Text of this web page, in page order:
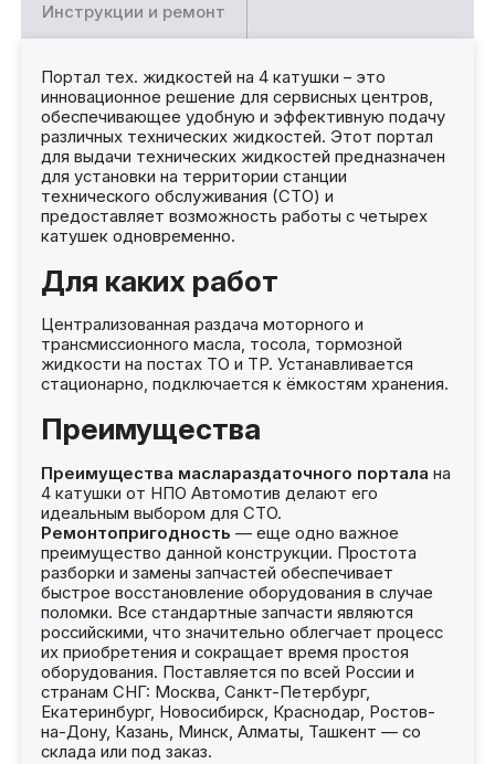
Инструкции и ремонт
Портал тех. жидкостей на 4 катушки – это
инновационное решение для сервисных центров,
обеспечивающее удобную и эффективную подачу
различных технических жидкостей. Этот портал
для выдачи технических жидкостей предназначен
для установки на территории станции
технического обслуживания (СТО) и
предоставляет возможность работы с четырех
катушек одновременно.
Для каких работ
Централизованная раздача моторного и
трансмиссионного масла, тосола, тормозной
жидкости на постах ТО и ТР. Устанавливается
стационарно, подключается к ёмкостям хранения.
Преимущества
Преимущества маслараздаточного портала на
4 катушки от НПО Автомотив делают его
идеальным выбором для СТО.
Ремонтопригодность — еще одно важное
преимущество данной конструкции. Простота
разборки и замены запчастей обеспечивает
быстрое восстановление оборудования в случае
поломки. Все стандартные запчасти являются
российскими, что значительно облегчает процесс
их приобретения и сокращает время простоя
оборудования. Поставляется по всей России и
странам СНГ: Москва, Санкт-Петербург,
Екатеринбург, Новосибирск, Краснодар, Ростов-
на-Дону, Казань, Минск, Алматы, Ташкент — со
склада или под заказ.